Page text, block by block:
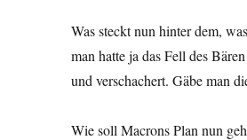
Was steckt nun hinter dem,
man hatte ja das Fell des
und verschachert. Gäbe man
Wie soll Macrons Plan nun